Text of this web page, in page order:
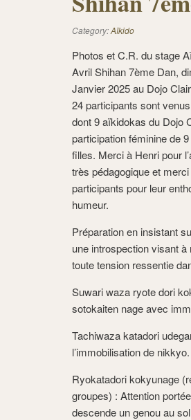
Category:Aïkido
Photos et C.R. du stage
Avril Shihan 7ème Dan,
Janvier 2025 au Dojo
24 participants sont
dont 9 aïkidokas du Dojo
participation féminine de
filles. Merci à Henri pour
très pédagogique et
participants pour leur
humeur.
Préparation en insistant
une introspection visant
toute tension ressentie
Suwari waza ryote dori
sotokaiten nage avec
Tachiwaza katadori
l’immobilisation de nikkyo.
Ryokatadori kokyunage
groupes) : Attention
descende un genou au